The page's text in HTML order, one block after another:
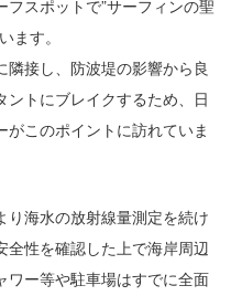
フスポットで”サーフィンの聖
ます。
隣接し、防波堤の影響から良
ントにブレイクするため、日
がこのポイントに訪れていま
り海水の放射線量測定を続け
全性を確認した上で海岸周辺
ワー等や駐車場はすでに全面